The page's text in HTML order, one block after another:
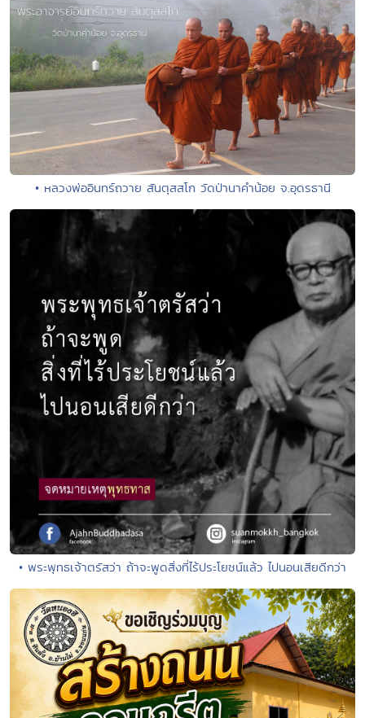
• หลวงพ่ออินทร์ถวาย สันตุสสโก วัดป่านาคำน้อย จ.อุดรธานี
• พระพุทธเจ้าตรัสว่า ถ้าจะพูดสิ่งที่ไร้ประโยชน์แล้ว ไปนอนเสียดีกว่า